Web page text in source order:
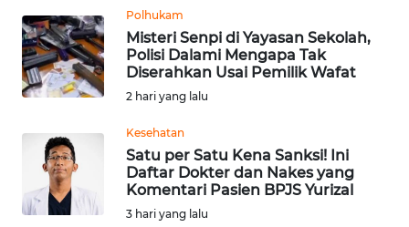
Polhukam
Misteri Senpi di Yayasan Sekolah,
Polisi Dalami Mengapa Tak
Diserahkan Usai Pemilik Wafat
2 hari yang lalu
Kesehatan
Satu per Satu Kena Sanksi! Ini
Daftar Dokter dan Nakes yang
Komentari Pasien BPJS Yurizal
3 hari yang lalu
WN
TAPANULI
TENGAH
WN DELI
SERDANG
WN
TEBING